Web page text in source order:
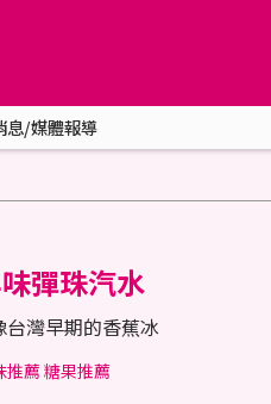
息/媒體報導
彈珠汽水
灣早期的香蕉冰
推薦 糖果推薦